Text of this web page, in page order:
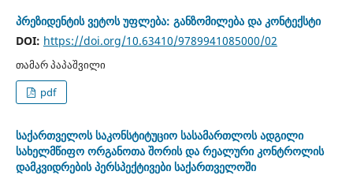
პრეზიდენტის ვეტოს უფლება: განზომილება და კონტექსტი
DOI: https://doi.org/10.63410/9789941085000/02
თამარ პაპაშვილი
pdf
საქართველოს საკონსტიტუციო სასამართლოს ადგილი
სახელმწიფო ორგანოთა შორის და რეალური კონტროლის
დამკვიდრების პერსპექტივები საქართველოში